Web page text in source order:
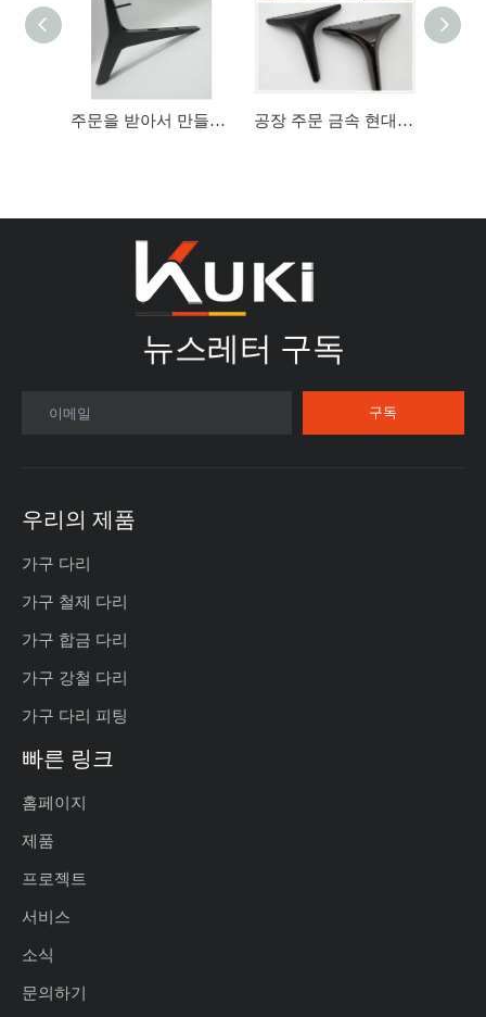
주문을 받아서 만들어진 가장 새로운 디자인 가구 황금 까만 소파 다리 공장 주문 금속 현대 가늘게 한 Y 모양 호화스러운 철 소파 다리
뉴스레터 구독​​​​​​​
이메일 구독
우리의 제품
가구 다리
가구 철제 다리
가구 합금 다리
가구 강철 다리
가구 다리 피팅
빠른 링크
홈페이지
제품
프로젝트
서비스
소식
문의하기